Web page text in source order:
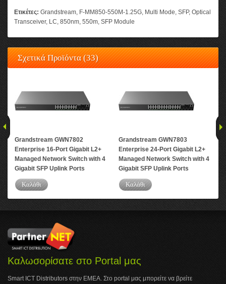
Ετικέτες: Grandstream, F-MM850-550M-1.25G, Multi Mode, SFP, Optical
Transceiver, LC, 850nm, 550m, SFP Module
Σχετικά Προϊόντα (33)
Grandstream GWN7802
Enterprise 16-Port Gigabit L2+
Managed Network Switch with 4
Gigabit SFP Uplink Ports
Καλάθι
Grandstream GWN7803
Enterprise 24-Port Gigabit L2+
Managed Network Switch with 4
Gigabit SFP Uplink Ports
Καλάθι
Καλωσορίσατε στο Portal μας
Smart ICT Distributors στην ΕΜΕΑ. Στο portal μας μπορείτε να βρείτε